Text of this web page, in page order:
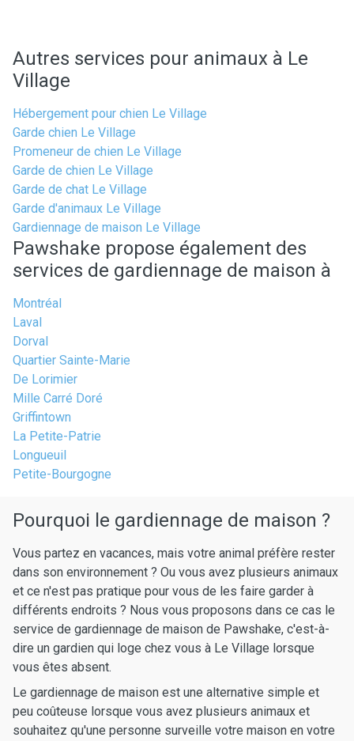
Autres services pour animaux à Le
Village
Hébergement pour chien Le Village
Garde chien Le Village
Promeneur de chien Le Village
Garde de chien Le Village
Garde de chat Le Village
Garde d'animaux Le Village
Gardiennage de maison Le Village
Pawshake propose également des
services de gardiennage de maison à
Montréal
Laval
Dorval
Quartier Sainte-Marie
De Lorimier
Mille Carré Doré
Griffintown
La Petite-Patrie
Longueuil
Petite-Bourgogne
Pourquoi le gardiennage de maison ?
Vous partez en vacances, mais votre animal préfère rester
dans son environnement ? Ou vous avez plusieurs animaux
et ce n'est pas pratique pour vous de les faire garder à
différents endroits ? Nous vous proposons dans ce cas le
service de gardiennage de maison de Pawshake, c'est-à-
dire un gardien qui loge chez vous à Le Village lorsque
vous êtes absent.
Le gardiennage de maison est une alternative simple et
peu coûteuse lorsque vous avez plusieurs animaux et
souhaitez qu'une personne surveille votre maison en votre